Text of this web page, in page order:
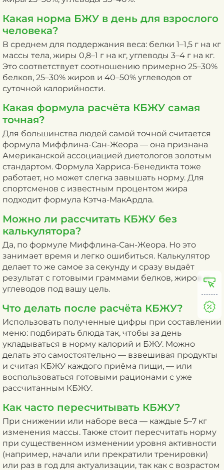
Какая норма БЖУ в день для взрослого
человека?
В среднем для поддержания веса: белки 1–1,5 г на кг
массы тела, жиры 0,8–1 г на кг, углеводы 3–4 г на кг.
Это соответствует соотношению примерно 25–30%
белков, 25–30% жиров и 40–50% углеводов от
суточной калорийности.
Какая формула расчёта КБЖУ самая
точная?
Для большинства людей самой точной считается
формула Миффлина-Сан-Жеора — она признана
Американской ассоциацией диетологов золотым
стандартом. Формула Харриса-Бенедикта тоже
работает, но может слегка завышать норму. Для
спортсменов с известным процентом жира
подходит формула Кэтча-МакАрдла.
Можно ли рассчитать КБЖУ без
калькулятора?
Да, по формуле Миффлина-Сан-Жеора. Но это
занимает время и легко ошибиться. Калькулятор
делает то же самое за секунду и сразу выдаёт
результат с готовыми граммами белков, жиров и
углеводов под вашу цель.
Что делать после расчёта КБЖУ?
Использовать полученные цифры при составлении
меню: подбирать блюда так, чтобы за день
укладываться в норму калорий и БЖУ. Можно
делать это самостоятельно — взвешивая продукты
и считая КБЖУ каждого приёма пищи, — или
воспользоваться готовыми рационами с уже
рассчитанным КБЖУ.
Как часто пересчитывать КБЖУ?
При снижении или наборе веса — каждые 5–7 кг
изменения массы. Также стоит пересчитать норму
при существенном изменении уровня активности
(например, начали или прекратили тренировки)
или раз в год для актуализации, так как с возрастом